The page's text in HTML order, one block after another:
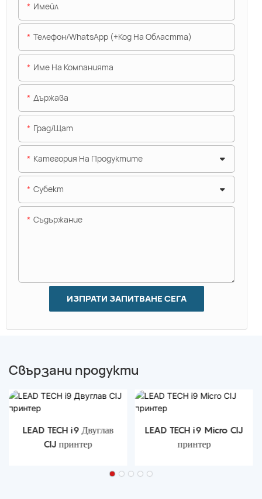
Имейл
Телефон/WhatsApp (+Код На Областта)
Име На Компанията
Държава
Град/щат
Категория На Продуктите
Субект
Съдържание
ИЗПРАТИ ЗАПИТВАНЕ СЕГА
Свързани продукти
LEAD TECH i9 Двуглав
CIJ принтер
LEAD TECH i9 Micro CIJ
принтер